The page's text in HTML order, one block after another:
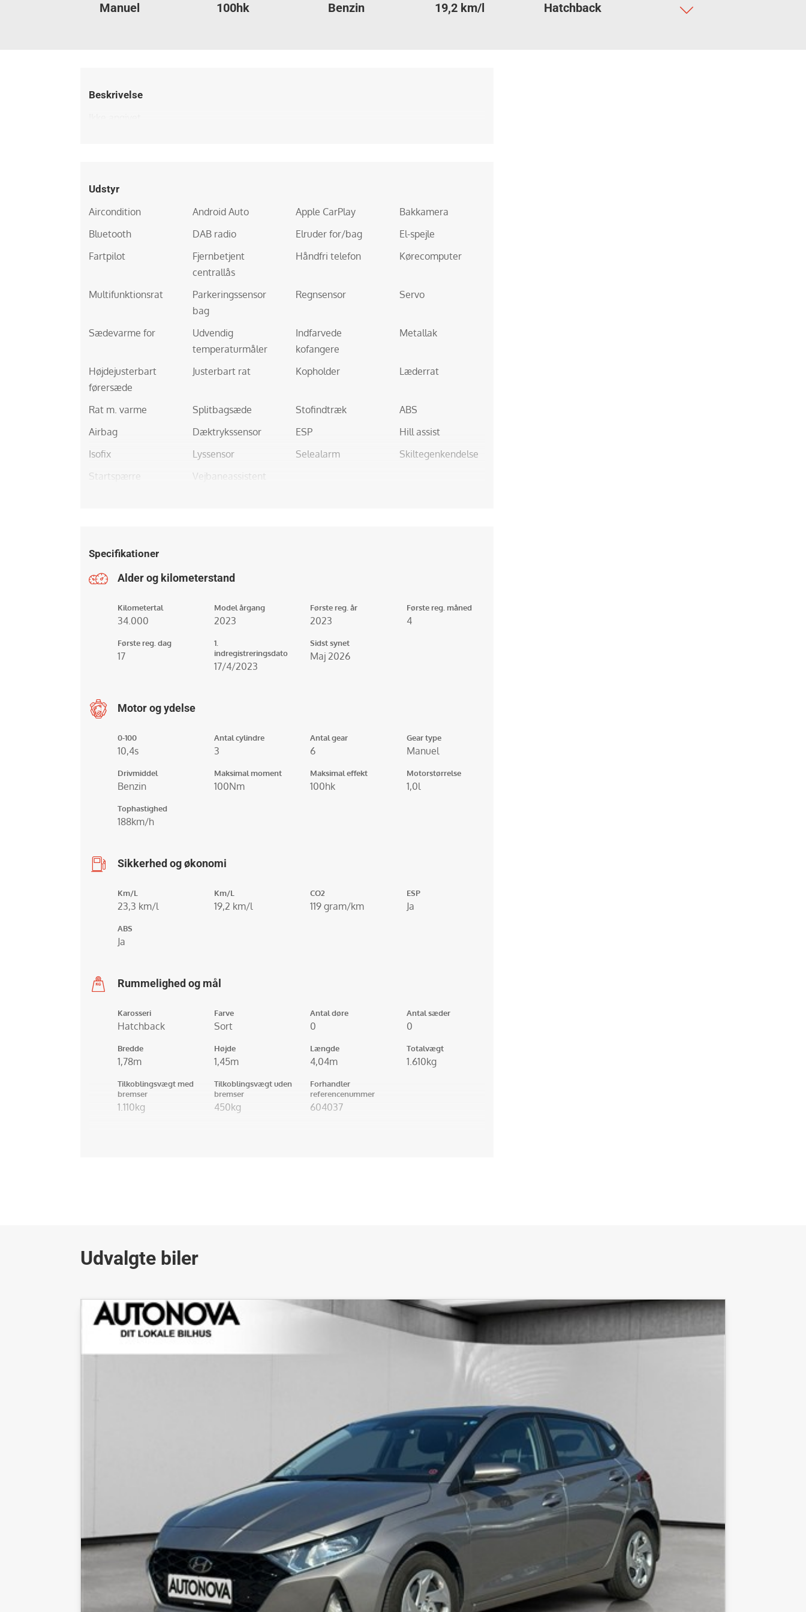
Manuel 100hk Benzin 19,2 km/l Hatchback
Beskrivelse
Udstyr
Aircondition
Android Auto Apple CarPlay
Bakkamera
Bluetooth
DAB radio Elruder for/bag
El-spejle
Fartpilot
Fjernbetjent
centrallås
Håndfri telefon Kørecomputer
Multifunktionsrat
Parkeringssensor
bag
Regnsensor Servo
Sædevarme for
Udvendig
temperaturmåler
Indfarvede
kofangere
Metallak
Højdejusterbart
førersæde
Justerbart rat Kopholder Læderrat
Rat m. varme Splitbagsæde Stofindtræk
ABS
Airbag
Dæktrykssensor ESP
Hill assist
Isofix
Lyssensor Selealarm
Skiltegenkendelse
Startspærre
Vejbaneassistent
Specifikationer
Alder og kilometerstand
Kilometertal
34.000
Model årgang
2023
Første reg. år
2023
Første reg. måned
4
Første reg. dag
17
1.
indregistreringsdato
17/4/2023
Sidst synet
Maj 2026
Motor og ydelse
0-100
10,4s
Antal cylindre
3
Antal gear
6
Gear type
Manuel
Drivmiddel
Benzin
Maksimal moment
100Nm
Maksimal effekt
100hk
Motorstørrelse
1,0l
Tophastighed
188km/h
Sikkerhed og økonomi
Km/L
23,3 km/l
Km/L
19,2 km/l
CO2
119 gram/km
ESP
Ja
ABS
Ja
Rummelighed og mål
Karosseri
Hatchback
Farve
Sort
Antal døre
0
Antal sæder
0
Bredde
1,78m
Højde
1,45m
Længde
4,04m
Totalvægt
1.610kg
Tilkoblingsvægt med
bremser
1.110kg
Tilkoblingsvægt uden
bremser
450kg
Forhandler
referencenummer
604037
Udvalgte biler